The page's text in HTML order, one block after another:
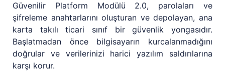
Güvenilir Platform Modülü 2.0, parolaları ve
şifreleme anahtarlarını oluşturan ve depolayan, ana
karta takılı ticari sınıf bir güvenlik yongasıdır.
Başlatmadan önce bilgisayarın kurcalanmadığını
doğrular ve verilerinizi harici yazılım saldırılarına
karşı korur.